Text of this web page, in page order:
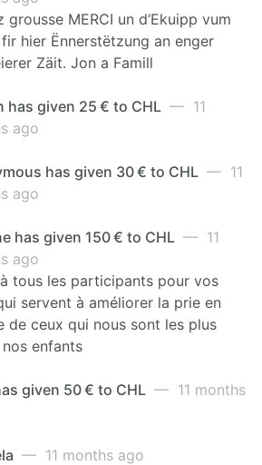
grousse MERCI un d‘Ekuipp vum
fir hier Ënnerstëtzung an enger
Zäit. Jon a Famill
has given 25 € to CHL — 11
ago
has given 30 € to CHL — 11
ago
has given 150 € to CHL — 11
ago
tous les participants pour vos
servent à améliorer la prie en
de ceux qui nous sont les plus
enfants
given 50 € to CHL — 11 months
— 11 months ago